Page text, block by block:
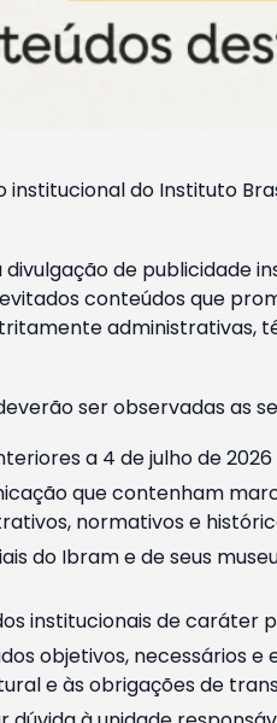
do Instituto
de publicidade
conteúdos que
administrativas,
ser observadas as
a 4 de julho de
que contenham
normativos e
do Ibram e de seus
institucionais de caráter
objetivos, necessários
e às obrigações de